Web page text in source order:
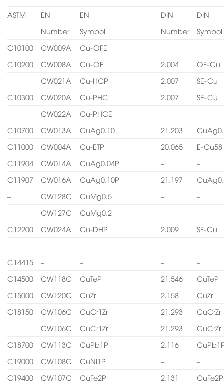
ASTM EN EN DIN
DIN
Number
Symbol Number
Symbol
C10100
CW009A Cu-OFE –
–
C10200
CW008A Cu-OF 2.004
OF-Cu
–
CW021A Cu-HCP 2.007
SE-Cu
C10300
CW020A Cu-PHC 2.007
SE-Cu
–
CW022A Cu-PHCE –
–
C10700
CW013A CuAg0.10 21.203
C11000
CW004A Cu-ETP 20.065
E-Cu58
C11904
CW014A CuAg0.04P –
–
C11907
CW016A CuAg0.10P 21.197
–
CW128C CuMg0.5 –
–
–
CW127C CuMg0.2 –
–
C12200
CW024A Cu-DHP 2.009 SF-Cu
C14415 – – –
–
C14500
CW118C CuTeP 21.546
CuTeP
C15000
CW120C CuZr 2.158
CuZr
C18150
CW106C CuCr1Zr 21.293
CuCrZr
CW106C
CuCr1Zr 21.293
CuCrZr
C18700
CW113C CuPb1P 2.116
C19000
CW108C CuNi1P –
–
C19400
CW107C CuFe2P 2.131 CuFe2P